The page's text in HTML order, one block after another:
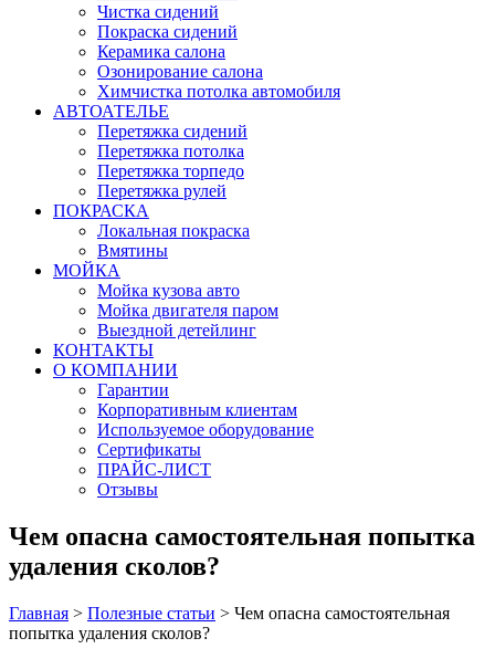
Чистка сидений
Покраска сидений
Керамика салона
Озонирование салона
Химчистка потолка автомобиля
АВТОАТЕЛЬЕ
Перетяжка сидений
Перетяжка потолка
Перетяжка торпедо
Перетяжка рулей
ПОКРАСКА
Локальная покраска
Вмятины
МОЙКА
Мойка кузова авто
Мойка двигателя паром
Выездной детейлинг
КОНТАКТЫ
О КОМПАНИИ
Гарантии
Корпоративным клиентам
Используемое оборудование
Сертификаты
ПРАЙС-ЛИСТ
Отзывы
Чем опасна самостоятельная попытка
удаления сколов?
Главная > Полезные статьи > Чем опасна самостоятельная
попытка удаления сколов?